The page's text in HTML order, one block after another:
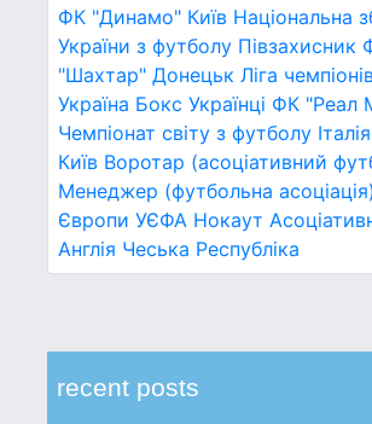
ФК "Динамо" Київ Національна
України з футболу Півзахисник
"Шахтар" Донецьк Ліга
Україна Бокс Українці ФК "Реал
Чемпіонат світу з футболу Італія
Київ Воротар (асоціативний
Менеджер (футбольна асоціація)
Європи УЄФА Нокаут
Англія Чеська Республіка
recent posts